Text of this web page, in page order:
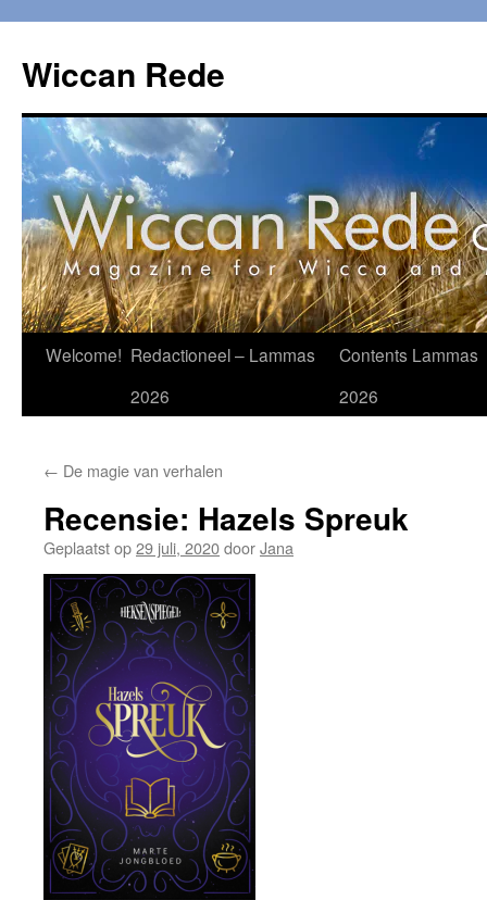
de
inhoud
Wiccan Rede
Welcome! Redactioneel – Lammas
2026
Contents Lammas
2026
← De magie van verhalen
Recensie: Hazels Spreuk
Geplaatst op29 juli, 2020doorJana